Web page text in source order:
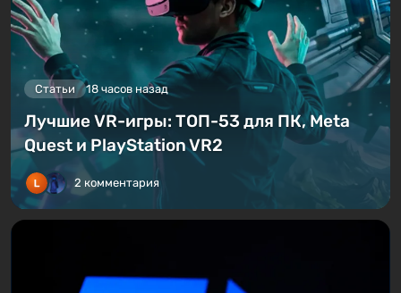
Статьи 18 часов назад
Лучшие VR-игры: ТОП-53 для ПК, Meta
Quest и PlayStation VR2
2 комментария